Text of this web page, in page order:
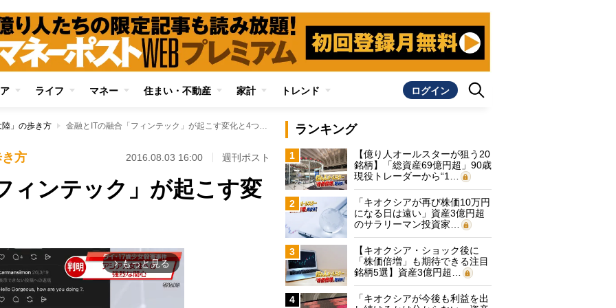
ライフ マネー 住まい・不動産 家計 トレンド ログイン
」の歩き方 金融とITの融合「フィンテック」が起こす変化と4つの原理
方 2016.08.03 16:00 週刊ポスト
ィンテック」が起こす変
arrow_forward_ios もっと見る
ランキング
1
【億り人オールスターが狙う20
銘柄】「総資産69億円超」90歳
現役トレーダーから“1…
2
「キオクシアが再び株価10万円
になる日は遠い」資産3億円超
のサラリーマン投資家…
3
【キオクシア・ショック後に
「株価倍増」も期待できる注目
銘柄5選】資産3億円超…
4
「キオクシアが今後も利益を出